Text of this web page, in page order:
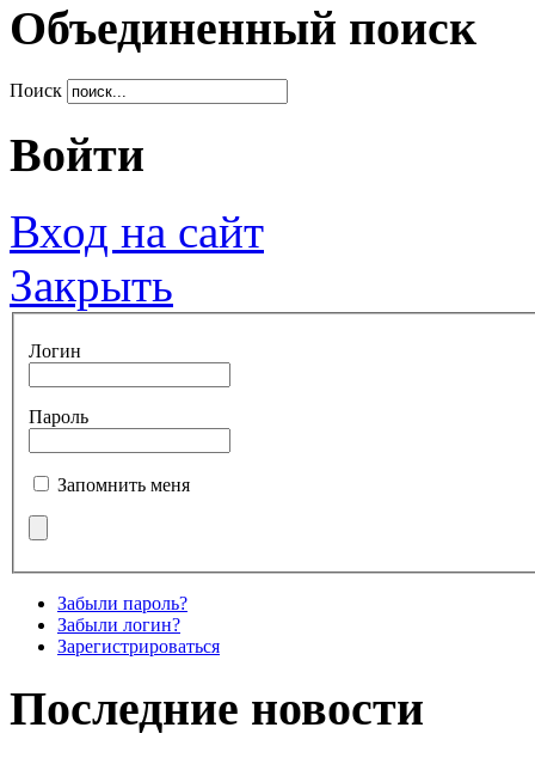
Объединенный поиск
Поиск
Войти
Вход на сайт
Закрыть
Логин
Пароль
Запомнить меня
Забыли пароль?
Забыли логин?
Зарегистрироваться
Последние новости